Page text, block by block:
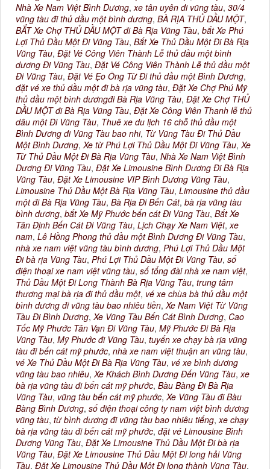
Nhà Xe Nam Việt Bình Dương,xe tân uyên đi vũng tàu, 30/4
vũng tàu đi thủ dầu một bình dương, BÀ RỊA THỦ DẦU MỘT,
BẮT Xe Chợ THỦ DẦU MỘT đi Bà Rịa Vũng Tàu, bắt Xe Phú
Lợi Thủ Dầu Một Đi Vũng Tàu, Bắt Xe Thủ Dầu Một Đi Bà Rịa
Vũng Tàu, Đặt Vé Công Viên Thành Lễ thủ dầu một bình
dương Đi Vũng Tàu, Đặt Vé Công Viên Thành Lễ thủ dầu một
Đi Vũng Tàu, Đặt Vé Ẹo Ông Từ Đi thủ dầu một Bình Dương,
đặt vé xe thủ dầu một đi bà rịa vũng tàu, Đặt Xe Chợ Phú Mỹ
thủ dầu một bình dươngđi Bà Rịa Vũng Tàu, Đặt Xe Chợ THỦ
DẦU MỘT đi Bà Rịa Vũng Tàu, Đặt Xe Công Viên Thanh lễ thủ
dâu một Đi Vũng Tàu, Thuê xe du lịch 16 chỗ thủ dầu một
Bình Dương đi Vũng Tàu bao nhi, Từ Vũng Tàu Đi Thủ Dầu
Một Bình Dương,Xe từ Phú Lợi Thủ Dầu Một Đi Vũng Tàu,Xe
Từ Thủ Dầu Một Đi Bà Rịa Vũng Tàu, Nhà Xe Nam Việt Bình
Dương Đi Vũng Tàu, Đặt Xe Limousine Bình Dương Đi Bà Rịa
Vũng Tàu, Đặt Xe Limousine VIP Bình Dương Vũng Tàu,
Limousine Thủ Dầu Một Bà Rịa Vũng Tàu, Limousine thủ dầu
một đi Bà Rịa Vũng Tàu, Bà Rịa Đi Bến Cát, bà rịa vũng tàu
bình dương, bắt Xe Mỹ Phước bến cát Đi Vũng Tàu, Bắt Xe
Tân Định Bến Cát Đi Vũng Tàu, Lịch Chạy Xe Nam Việt,xe
nam, Lê Hồng Phong thủ dầu một Bình Dương Đi Vũng Tàu,
nhà xe nam việt vũng tàu bình dương, Phú Lợi Thủ Dầu Một
Đi bà rịa Vũng Tàu, Phú Lợi Thủ Dầu Một Đi Vũng Tàu, số
điện thoại xe nam việt vũng tàu, số tổng đài nhà xe nam việt,
Thủ Dầu Một Đi Long Thành Bà Rịa Vũng Tàu, trung tâm
thương mại bà rịa đi thủ dầu một, vé xe chùa bà thủ dầu một
bình dương đi vũng tàu bao nhiêu tiền,Xe Nam Việt Từ Vũng
Tàu Đi Bình Dương,Xe Vũng Tàu Bến Cát Bình Dương, Cao
Tốc Mỹ Phước Tân Vạn Đi Vũng Tàu, Mỹ Phước Đi Bà Rịa
Vũng Tàu, Mỹ Phước đi Vũng Tàu, tuyến xe chạy bà rịa vũng
tàu đi bến cát mỹ phước, nhà xe nam việt thuận an vũng tàu,
vé Xe Thủ Dầu Một Đi Bà Rịa Vũng Tàu, vé xe bình dương
vũng tàu bao nhiêu,Xe Khách Bình Dương Đến Vũng Tàu,xe
bà rịa vũng tàu đi bến cát mỹ phước, Bàu Bàng Đi Bà Rịa
Vũng Tàu, vũng tàu bến cát mỹ phước,Xe Vũng Tàu đi Bàu
Bàng Bình Dương, số điện thoại công ty nam việt bình dương
vũng tàu, từ bình dương đi vũng tàu bao nhiêu tiếng,xe chạy
bà rịa vũng tàu đi bến cát mỹ phước, đặt vé Limousine Bình
Dương Vũng Tàu, Đặt Xe Limousine Thủ Dầu Một Đi bà rịa
Vũng Tàu, Đặt Xe Limousine Thủ Dầu Một Đi long hải Vũng
Tàu, Đặt Xe Limousine Thủ Dầu Một Đi long thành Vũng Tàu,